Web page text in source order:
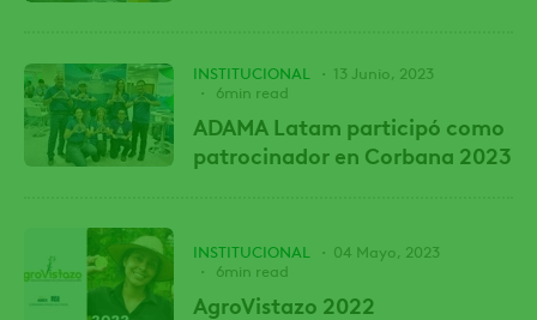
INSTITUCIONAL
13 Junio, 2023
6min read
ADAMA Latam participó como
patrocinador en Corbana 2023
INSTITUCIONAL
04 Mayo, 2023
6min read
AgroVistazo 2022